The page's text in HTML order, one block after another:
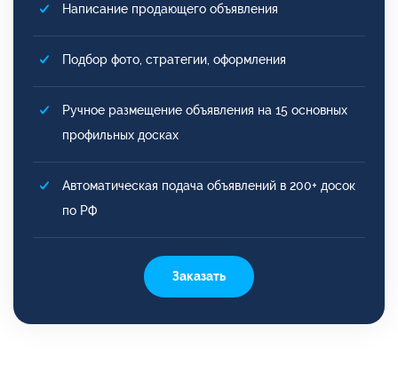
Написание продающего объявления
Подбор фото, стратегии, оформления
Ручное размещение объявления на 15 основных
профильных досках
Автоматическая подача объявлений в 200+ досок
по РФ
Заказать